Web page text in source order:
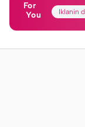
For
You
Iklanin